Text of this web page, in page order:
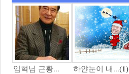
임혁님 근황... 하얀눈이 내...(1)